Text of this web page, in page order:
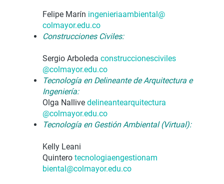
Felipe Marín ingenieriaambiental@
colmayor.edu.co
Construcciones Civiles:
Sergio Arboleda construccionesciviles
@colmayor.edu.co
Tecnología en Delineante de Arquitectura e
Ingeniería:
Olga Nallive delineantearquitectura
@colmayor.edu.co
Tecnología en Gestión Ambiental (Virtual):
Kelly Leani
Quintero tecnologiaengestionam
biental@colmayor.edu.co